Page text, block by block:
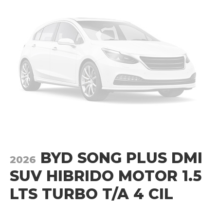
2026 BYD SONG PLUS DMI
SUV HIBRIDO MOTOR 1.5
LTS TURBO T/A 4 CIL